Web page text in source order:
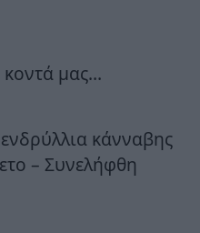
μας…
κάνναβης
– Συνελήφθη